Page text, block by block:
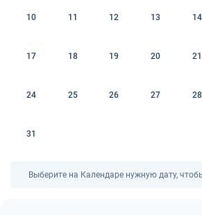
10 11 12 13 14
17 18 19 20 21
24 25 26 27 28
31
Выберите на Календаре нужную дату,